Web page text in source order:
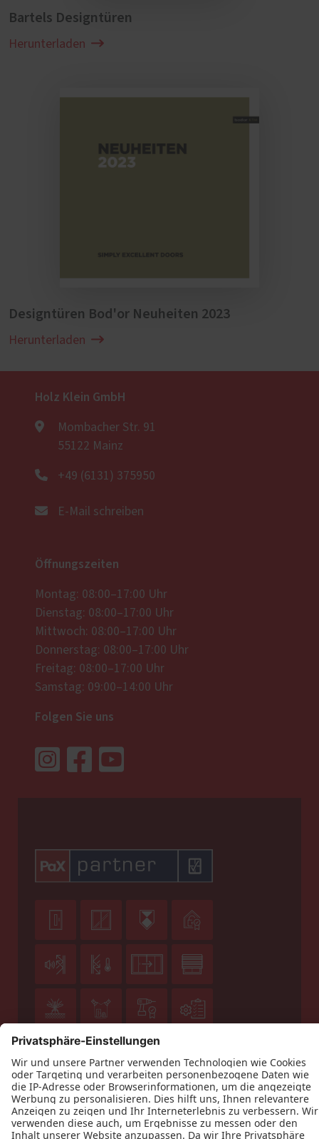
Bartels Designtüren
Herunterladen
Designtüren Bod'or Neuheiten 2023
Herunterladen
Holz Klein GmbH
Mombacher Str. 91
55122 Mainz
+49 (6131) 375950
E-Mail schreiben
Öffnungszeiten
Montag: 08:00–17:00 Uhr
Dienstag: 08:00–17:00 Uhr
Mittwoch: 08:00–17:00 Uhr
Donnerstag: 08:00–17:00 Uhr
Freitag: 08:00–17:00 Uhr
Samstag: 09:00–14:00 Uhr
Folgen Sie uns
   
   
   
Datenschutz Impressum
Kontakt
Holz Klein GmbH © 2026